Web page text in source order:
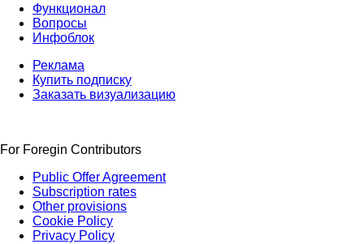
Функционал
Вопросы
Инфоблок
Реклама
Купить подписку
Заказать визуализацию
For Foregin Contributors
Public Offer Agreement
Subscription rates
Other provisions
Cookie Policy
Privacy Policy